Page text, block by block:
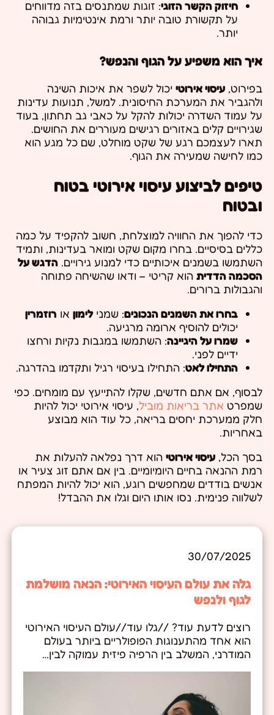
חיזוק הקשר הזוגי: זוגות שמתנסים בזה מדווחים
על תקשורת טובה יותר ורמת אינטימיות גבוהה
יותר.
איך הוא משפיע על הגוף והנפש?
בפירוט, עיסוי אירוטי יכול לשפר את איכות השינה
ולהגביר את המערכת החיסונית. למשל, תנועות עדינות
על עמוד השדרה יכולות להקל על כאבי גב תחתון, בעוד
שגירויים קלים באזורים רגישים מעוררים את החושים.
תארו לעצמכם רגע של שקט מוחלט, שם כל מגע הוא
כמו לחישה שמעירה את הגוף.
טיפים לביצוע עיסוי אירוטי בטוח
ובטוח
כדי להפוך את החוויה למוצלחת, חשוב להקפיד על כמה
כללים בסיסיים. בחרו מקום שקט ומואר בעדינות, ותמיד
השתמשו בשמנים איכותיים כדי למנוע גירויים. הדגש על
הסכמה הדדית הוא קריטי – ודאו שהשיחה פתוחה
והגבולות ברורים.
בחרו את השמנים הנכונים: שמנילימון או רוזמרין
יכולים להוסיף ארומה מרגיעה.
שמרו על היגיינה: השתמשו במגבות נקיות ורחצו
ידיים לפני.
התחילו לאט: התחילו בעיסוי רגיל ותקדמו בהדרגה.
לבסוף, אם אתם חדשים, שקלו להתייעץ עם מומחים. כפי
שמפרט אתר בריאות מוביל, עיסוי אירוטי יכול להיות
חלק ממערכת יחסים בריאה, כל עוד הוא מבוצע
באחריות.
בסך הכל, עיסוי אירוטי הוא דרך נפלאה להעלות את
רמת ההנאה בחיים היומיומיים. בין אם אתם זוג צעיר או
אנשים בודדים שמחפשים רוגע, הוא יכול להיות המפתח
לשלווה פנימית. נסו אותו היום וגלו את ההבדל!
30/07/2025
גלה את עולם העיסוי האירוטי: הנאה מושלמת
לגוף ולנפש
רוצים לדעת עוד? //גלו עוד//עולם העיסוי האירוטי
הוא אחד מהתענוגות הפופולריים ביותר בעולם
המודרני, המשלב בין הרפיה פיזית עמוקה לבין…